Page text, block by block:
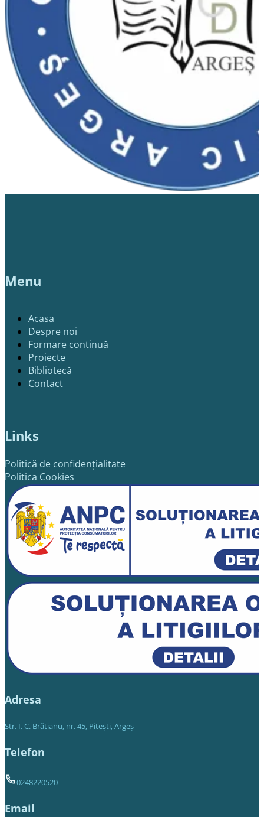
Menu
Acasa
Despre noi
Formare continuă
Proiecte
Bibliotecă
Contact
Links
Politică de confidențialitate
Politica Cookies
Adresa
Str. I. C. Brătianu, nr. 45, Piteşti, Argeş
Telefon
0248220520
Email